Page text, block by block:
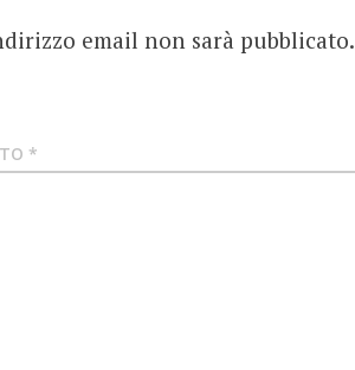
email non sarà pubblicato.
*